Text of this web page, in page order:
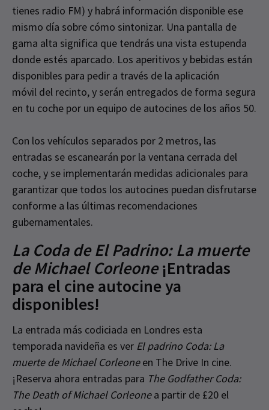
tienes radio FM) y habrá información disponible ese
mismo día sobre cómo sintonizar. Una pantalla de
gama alta significa que tendrás una vista estupenda
donde estés aparcado. Los aperitivos y bebidas están
disponibles para pedir a través de la aplicación
móvil del recinto, y serán entregados de forma segura
en tu coche por un equipo de autocines de los años 50.
Con los vehículos separados por 2 metros, las
entradas se escanearán por la ventana cerrada del
coche, y se implementarán medidas adicionales para
garantizar que todos los autocines puedan disfrutarse
conforme a las últimas recomendaciones
gubernamentales.
La Coda de El Padrino: La muerte
de Michael Corleone¡Entradas
para el cine autocine ya
disponibles!
La entrada más codiciada en Londres esta
temporada navideña es ver El padrino Coda: La
muerte de Michael Corleoneen The Drive In cine.
¡Reserva ahora entradas para The Godfather Coda:
The Death of Michael Corleonea partir de £20 el